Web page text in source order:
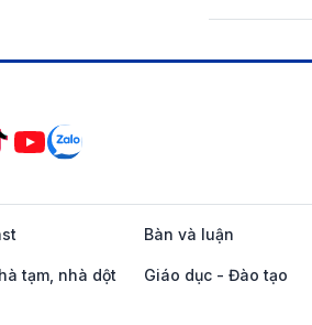
Bàn và luận
tạm, nhà dột
Giáo dục - Đào tạo